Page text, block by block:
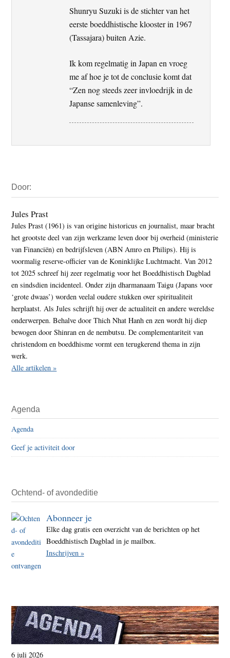
Shunryu Suzuki is de stichter van het
eerste boeddhistische klooster in 1967
(Tassajara) buiten Azie.
Ik kom regelmatig in Japan en vroeg
me af hoe je tot de conclusie komt dat
“Zen nog steeds zeer invloedrijk in de
Japanse samenleving”.
Sidebar
Door:
Jules Prast
Jules Prast (1961) is van origine historicus en journalist, maar bracht
het grootste deel van zijn werkzame leven door bij overheid (ministerie
van Financiën) en bedrijfsleven (ABN Amro en Philips). Hij is
voormalig reserve-officier van de Koninklijke Luchtmacht. Van 2012
tot 2025 schreef hij zeer regelmatig voor het Boeddhistisch Dagblad
en sindsdien incidenteel. Onder zijn dharmanaam Taigu (Japans voor
‘grote dwaas’) worden veelal oudere stukken over spiritualiteit
herplaatst. Als Jules schrijft hij over de actualiteit en andere wereldse
onderwerpen. Behalve door Thich Nhat Hanh en zen wordt hij diep
bewogen door Shinran en de nembutsu. De complementariteit van
christendom en boeddhisme vormt een terugkerend thema in zijn
werk.
Alle artikelen »
Agenda
Agenda
Geef je activiteit door
Ochtend- of avondeditie
Abonneer je
Elke dag gratis een overzicht van de berichten op het
Boeddhistisch Dagblad in je mailbox.
Inschrijven »
6 juli 2026